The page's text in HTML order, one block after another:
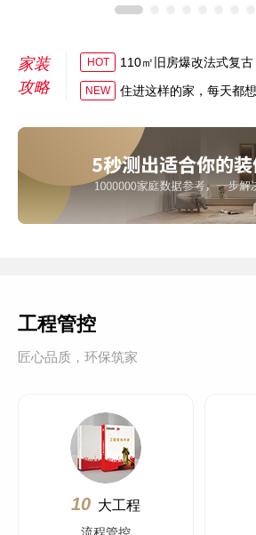
家装
攻略
HOT 110㎡旧房爆改法式复
NEW 住进这样的家，每天都
工程管控
匠心品质，环保筑家
10 大工程